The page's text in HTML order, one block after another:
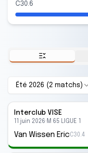
C30.6
Été 2026 (2 matchs )
Interclub VISE
11 juin 2026· M 65 LIGUE 1
Van Wissen EricC30.4